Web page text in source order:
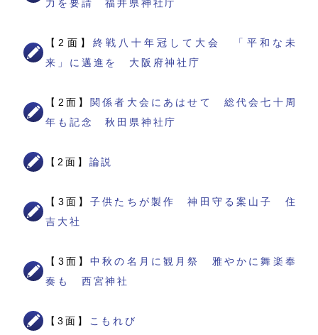
力を要請 福井県神社庁
【2面】 終戦八十年冠して大会 「平和な未
来」に邁進を 大阪府神社庁
【2面】 関係者大会にあはせて 総代会七十周
年も記念 秋田県神社庁
【2面】 論説
【3面】子供たちが製作 神田守る案山子 住
吉大社
【3面】中秋の名月に観月祭 雅やかに舞楽奉
奏も 西宮神社
【3面】 こもれび